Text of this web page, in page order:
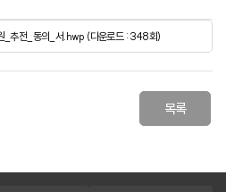
추전_동의_서.hwp (다운로드 : 348회)
목록